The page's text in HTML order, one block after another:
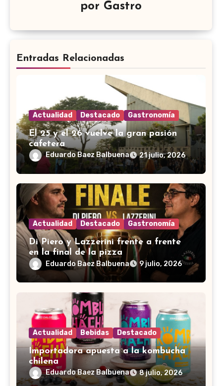
por Gastro
Entradas Relacionadas
Actualidad Destacado Gastronomía
El 25 y el 26 vuelve la gran pasión
cafetera
Eduardo Baez Balbuena 21 julio, 2026
Actualidad Destacado Gastronomía
Di Piero y Lazzerini frente a frente
en la final de la pizza
Eduardo Baez Balbuena 9 julio, 2026
Actualidad Bebidas Destacado
Importadora apuesta a la kombucha
chilena
Eduardo Baez Balbuena 8 julio, 2026